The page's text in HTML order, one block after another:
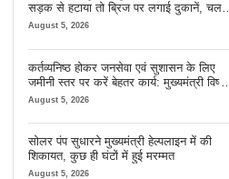
सड़क से हटाया तो ब्रिज पर लगाई दुकानें, चलने
की जगह भी नहीं मिल रही
August 5, 2026
कर्तव्यनिष्ठ होकर जनसेवा एवं सुशासन के लिए
जमीनी स्तर पर करें बेहतर कार्य: मुख्यमंत्री विष्णु
देव साय
August 5, 2026
सोलर पंप सुधारने मुख्यमंत्री हेल्पलाइन में की
शिकायत, कुछ ही घंटों में हुई मरम्मत
August 5, 2026